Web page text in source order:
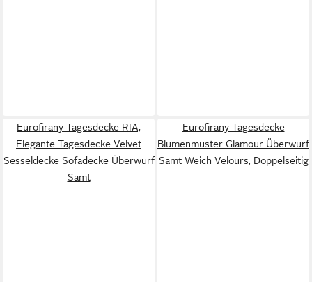
Eurofirany Tagesdecke RIA,
Elegante Tagesdecke Velvet
Sesseldecke Sofadecke Überwurf
Samt
Eurofirany Tagesdecke
Blumenmuster Glamour Überwurf
Samt Weich Velours, Doppelseitig